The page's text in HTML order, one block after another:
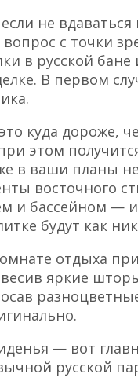
не
с точки
в русской
В первом
куда дороже,
этом
в ваши планы
восточного
и бассейном —
будут как
отдыха
яркие
— вот
русской